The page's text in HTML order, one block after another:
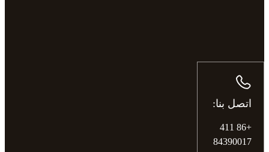
اتصل بنا:
+86 411
84390017